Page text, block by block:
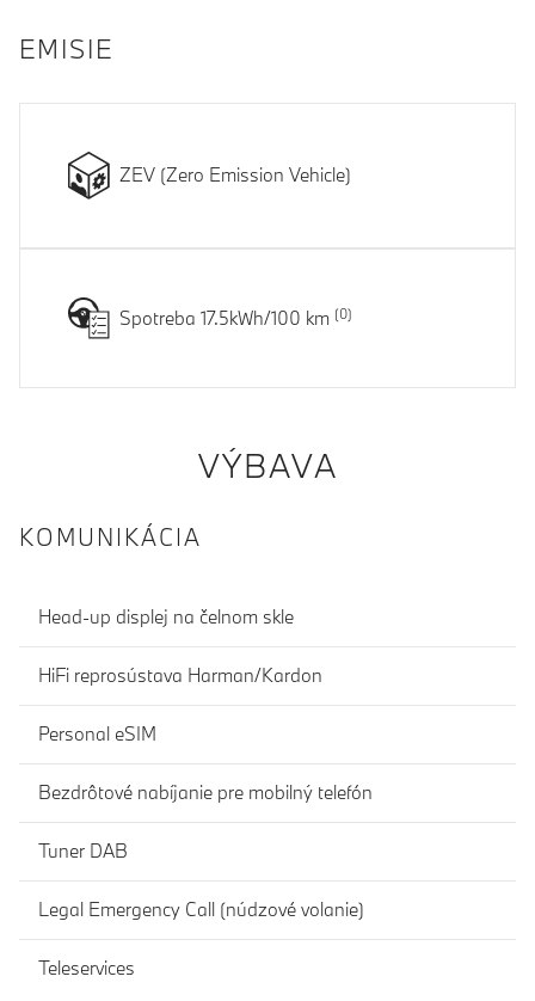
EMISIE
ZEV (Zero Emission Vehicle)
Spotreba 17.5kWh/100 km
VÝBAVA
KOMUNIKÁCIA
Head-up displej na čelnom skle
HiFi reprosústava Harman/Kardon
Personal eSIM
Bezdrôtové nabíjanie pre mobilný telefón
Tuner DAB
Legal Emergency Call (núdzové volanie)
Teleservices